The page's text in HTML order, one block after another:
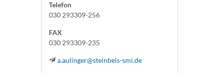
Telefon
030 293309-256
FAX
030 293309-235
a.aulinger@steinbeis-smi.de